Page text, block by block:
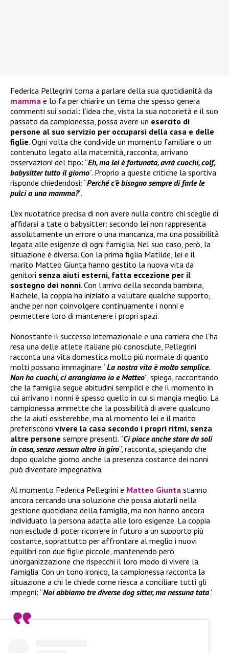
Federica Pellegrini torna a parlare della sua quotidianità da
mamma e lo fa per chiarire un tema che spesso genera
commenti sui social: l’idea che, vista la sua notorietà e il suo
passato da campionessa, possa avere un esercito di
persone al suo servizio per occuparsi della casa e delle
figlie. Ogni volta che condivide un momento familiare o un
contenuto legato alla maternità, racconta, arrivano
osservazioni del tipo: “Eh, ma lei è fortunata, avrà cuochi, colf,
babysitter tutto il giorno”. Proprio a queste critiche la sportiva
risponde chiedendosi: “Perché c’è bisogno sempre di farle le
pulci a una mamma?”.
L’ex nuotatrice precisa di non avere nulla contro chi sceglie di
affidarsi a tate o babysitter: secondo lei non rappresenta
assolutamente un errore o una mancanza, ma una possibilità
legata alle esigenze di ogni famiglia. Nel suo caso, però, la
situazione è diversa. Con la prima figlia Matilde, lei e il
marito Matteo Giunta hanno gestito la nuova vita da
genitori senza aiuti esterni, fatta eccezione per il
sostegno dei nonni. Con l’arrivo della seconda bambina,
Rachele, la coppia ha iniziato a valutare qualche supporto,
anche per non coinvolgere continuamente i nonni e
permettere loro di mantenere i propri spazi.
Nonostante il successo internazionale e una carriera che l’ha
resa una delle atlete italiane più conosciute, Pellegrini
racconta una vita domestica molto più normale di quanto
molti possano immaginare. “La nostra vita è molto semplice.
Non ho cuochi, ci arrangiamo io e Matteo”, spiega, raccontando
che la famiglia segue abitudini semplici e che il momento in
cui arrivano i nonni è spesso quello in cui si mangia meglio. La
campionessa ammette che la possibilità di avere qualcuno
che la aiuti esisterebbe, ma al momento lei e il marito
preferiscono vivere la casa secondo i propri ritmi, senza
altre persone sempre presenti. “Ci piace anche stare da soli
in casa, senza nessun altro in giro”, racconta, spiegando che
dopo qualche giorno anche la presenza costante dei nonni
può diventare impegnativa.
Al momento Federica Pellegrini e Matteo Giunta stanno
ancora cercando una soluzione che possa aiutarli nella
gestione quotidiana della famiglia, ma non hanno ancora
individuato la persona adatta alle loro esigenze. La coppia
non esclude di poter ricorrere in futuro a un supporto più
costante, soprattutto per affrontare al meglio i nuovi
equilibri con due figlie piccole, mantenendo però
un’organizzazione che rispecchi il loro modo di vivere la
famiglia. Con un tono ironico, la campionessa racconta la
situazione a chi le chiede come riesca a conciliare tutti gli
impegni: “Noi abbiamo tre diverse dog sitter, ma nessuna tata”.